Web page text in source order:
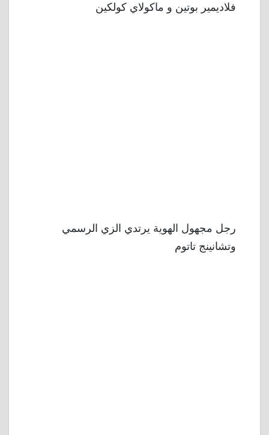
فلاديمير بوتين و ماكولاي كولكين
رجل مجهول الهوية يرتدي الزي الرسمي
وتشانينج تاتوم